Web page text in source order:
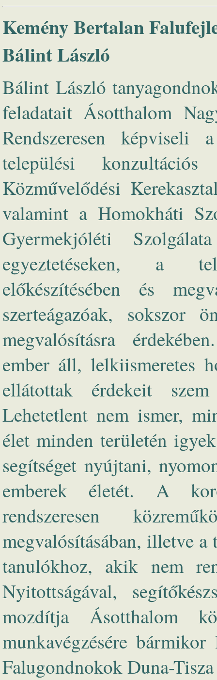
Kemény Bertalan
Bálint László
Bálint László
feladatait Ásotthalom
Rendszeresen képviseli
települési
Közművelődési
valamint a Homokháti
Gyermekjóléti
egyeztetéseken, a
előkészítésében és
szerteágazóak, sokszor
megvalósításra
ember áll, lelkiismeretes
ellátottak érdekeit
Lehetetlent nem ismer,
élet minden területén
segítséget nyújtani,
emberek életét. A
rendszeresen
megvalósításában, illetve a
tanulókhoz, akik nem
Nyitottságával,
mozdítja Ásotthalom
munkavégzésére
Falugondnokok Duna-